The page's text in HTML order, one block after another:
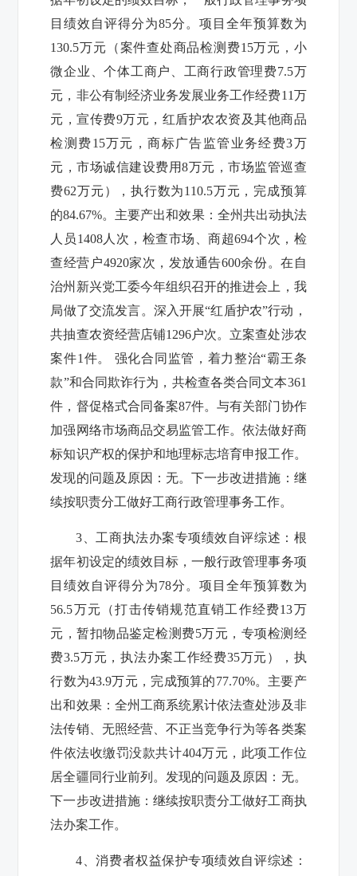
目绩效自评得分为85分。项目全年预算数为
130.5万元（案件查处商品检测费15万元，小
微企业、个体工商户、工商行政管理费7.5万
元，非公有制经济业务发展业务工作经费11万
元，宣传费9万元，红盾护农农资及其他商品
检测费15万元，商标广告监管业务经费3万
元，市场诚信建设费用8万元，市场监管巡查
费62万元 ），执行数为110.5万元，完成预算
的84.67%。主要产出和效果： 全州共出动执法
人员1408人次，检查市场、商超694个次，检
查经营户4920家次，发放通告600余份。在自
治州新兴党工委今年组织召开的推进会上，我
局做了交流发言。深入开展“红盾护农”行动，
共抽查农资经营店铺1296户次。立案查处涉农
案件1 件。 强化合同监管，着力整治“霸王条
款”和合同欺诈行为，共检查各类合同文本361
件，督促格式合同备案87件。与有关部门协作
加强网络市场商品交易监管工作。依法做好商
标知识产权的保护和地理标志培育申报工作。
发现的问题及原因：无。下一步改进措施：继
续按职责分工做好工商行政管理事务工作。
3 、工商执法办案专项绩效自评综述：根
据年初设定的绩效目标，一般行政管理事务项
目绩效自评得分为78分。项目全年预算数为
56.5万元（打击传销规范直销工作经费13万
元，暂扣物品鉴定检测费5万元，专项检测经
费3.5万元，执法办案工作经费35万元 ），执
行数为43.9万元，完成预算的77.70%。主要产
出和效果： 全州工商系统累计依法查处涉及非
法传销、无照经营、不正当竞争行为等各类案
件依法收缴罚没款共计404万元，此项工作位
居全疆同行业前列 。发现的问题及原因：无。
下一步改进措施：继续按职责分工做好工商执
法办案工作。
4 、消费者权益保护专项绩效自评综述：